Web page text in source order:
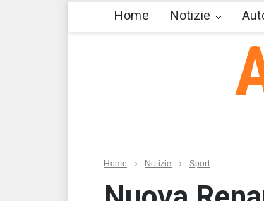
Home Notizie
Home Notizie Sport